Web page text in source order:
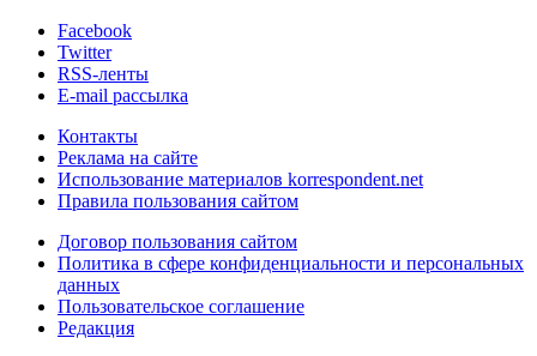
Facebook
Twitter
RSS-ленты
E-mail рассылка
Контакты
Реклама на сайте
Использование материалов korrespondent.net
Правила пользования сайтом
Договор пользования сайтом
Политика в сфере конфиденциальности и персональных
данных
Пользовательское соглашение
Редакция